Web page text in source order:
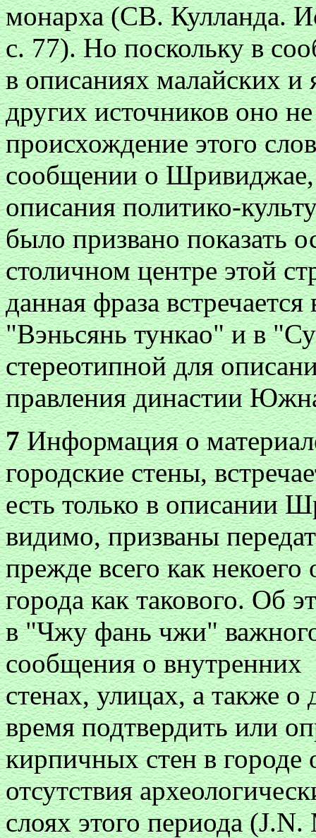
монарха (СВ. Кулланда.
с. 77). Но поскольку в
в описаниях малайских
других источников оно
происхождение этого
сообщении о Шривиджае,
описания политико-
было призвано показать
столичном центре этой
данная фраза
"Вэньсянь тункао" и в
стереотипной для
правления династии
7Информация о
городские стены,
есть только в описании
видимо, призваны
прежде всего как
города как такового. Об
в "Чжу фань чжи"
сообщения о внутренних
стенах, улицах, а также
время подтвердить или
кирпичных стен в городе
отсутствия
слоях этого периода